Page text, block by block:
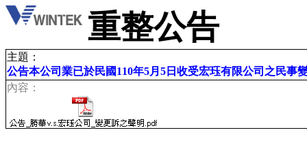
重整公告
主題：
公告本公司業已於民國110年5月5日收受宏珏有限公司之民事
內容：